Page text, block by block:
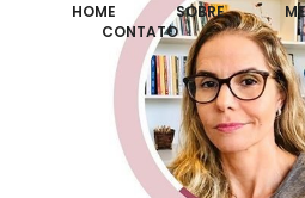
HOME SOBRE
CONTATO